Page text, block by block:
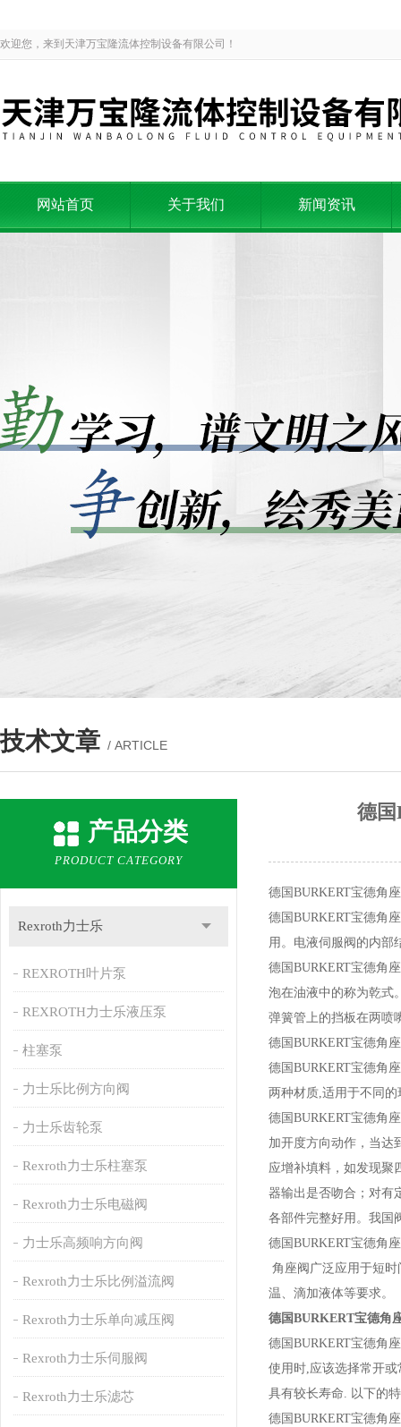
欢迎您，来到天津万宝隆流体控制设备有限公司！
网站首页 关于我们 新闻资讯
技术文章 / ARTICLE
产品分类
PRODUCT CATEGORY
Rexroth力士乐
REXROTH叶片泵
REXROTH力士乐液压泵
柱塞泵
力士乐比例方向阀
力士乐齿轮泵
Rexroth力士乐柱塞泵
Rexroth力士乐电磁阀
力士乐高频响方向阀
Rexroth力士乐比例溢流阀
Rexroth力士乐单向减压阀
Rexroth力士乐伺服阀
Rexroth力士乐滤芯
德
德国BURKERT宝德角
德国BURKERT宝德角
用。电液伺服阀的内部
德国BURKERT宝德角
泡在油液中的称为乾式
弹簧管上的挡板在两喷
德国BURKERT宝德角
德国BURKERT宝德角
两种材质,适用于不同
德国BURKERT宝德角
加开度方向动作，当达
应增补填料，如发现聚
器输出是否吻合；对有
各部件完整好用。我国
德国BURKERT宝德角
角座阀广泛应用于短
温、滴加液体等要求
德国BURKERT宝德角
德国BURKERT宝德角
使用时,应该选择常开
具有较长寿命. 以下的
德国BURKERT宝德角